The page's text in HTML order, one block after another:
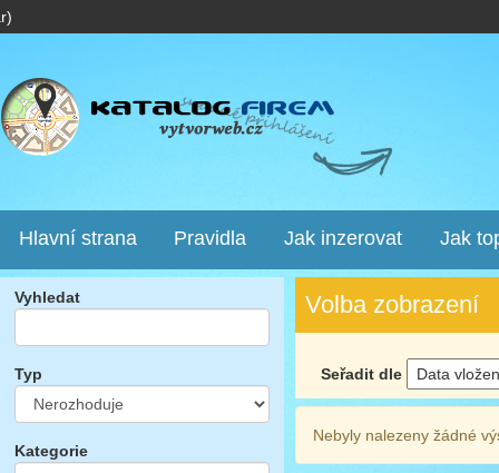
Hlavní strana Pravidla Jak inzerovat Jak
Vyhledat
Typ
Kategorie
Volba zobrazení
Seřadit dle
Nebyly nalezeny žádné